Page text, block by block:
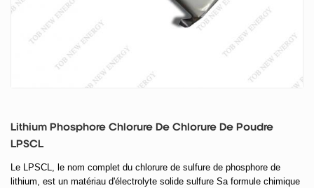
Lithium Phosphore Chlorure De Chlorure De Poudre
LPSCL
Le LPSCL, le nom complet du chlorure de sulfure de phosphore de
lithium, est un matériau d'électrolyte solide sulfure Sa formule chimique